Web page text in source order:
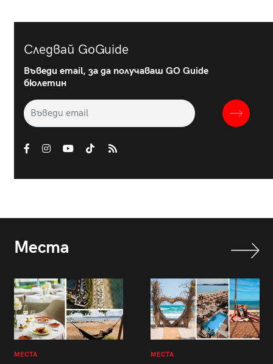
Следвай GoGuide
Въведи email, за да получаваш GO Guide
бюлетин
Места
МЕСТА МЕСТА